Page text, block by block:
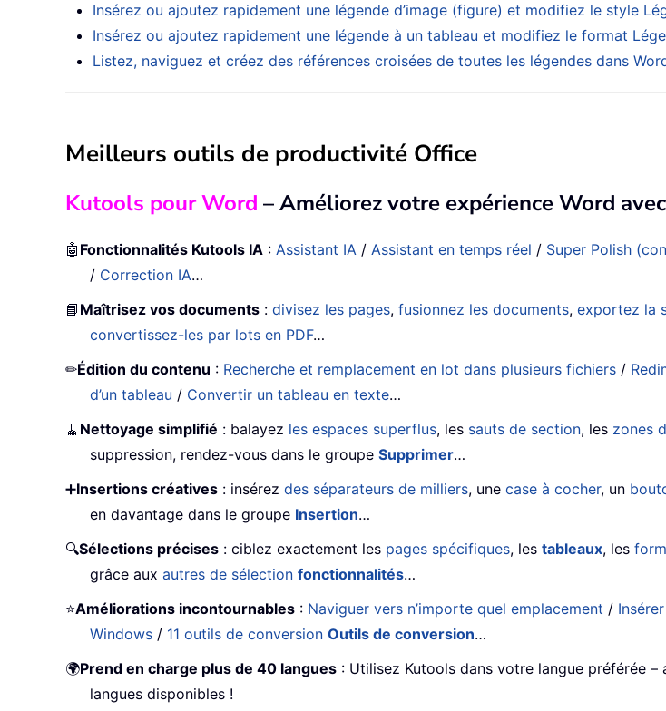
Insérez ou ajoutez rapidement une légende d’image (figure) et modifiez le style
Insérez ou ajoutez rapidement une légende à un tableau et modifiez le format
Listez, naviguez et créez des références croisées de toutes les légendes dans
Meilleurs outils de productivité Office
Kutools pour Word – Améliorez votre expérience Word
🤖 Fonctionnalités Kutools IA : Assistant IA / Assistant en temps réel / Super Polish
/ Correction IA…
📘 Maîtrisez vos documents : divisez les pages, fusionnez les documents, exportez la
convertissez-les par lots en PDF…
✏Édition du contenu : Recherche et remplacement en lot dans plusieurs fichiers /
d’un tableau / Convertir un tableau en texte…
🧹 Nettoyage simplifié : balayez les espaces superflus, les sauts de section, les zones
suppression, rendez-vous dans le groupeSupprimer…
➕Insertions créatives : insérez des séparateurs de milliers, une case à cocher, un
en davantage dans le groupe Insertion…
🔍Sélections précises : ciblez exactement les pages spécifiques, les tableaux, les
grâce auxautres de sélectionfonctionnalités…
⭐Améliorations incontournables : Naviguer vers n’importe quel emplacement /
Windows / 11 outils de conversionOutils de conversion…
🌍Prend en charge plus de 40 langues : Utilisez Kutools dans votre langue préférée
langues disponibles !